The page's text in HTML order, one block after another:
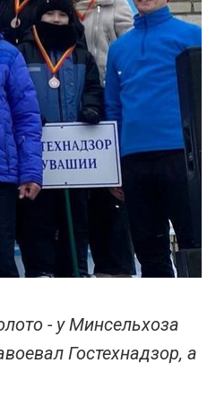
- у Минсельхоза
Гостехнадзор, а